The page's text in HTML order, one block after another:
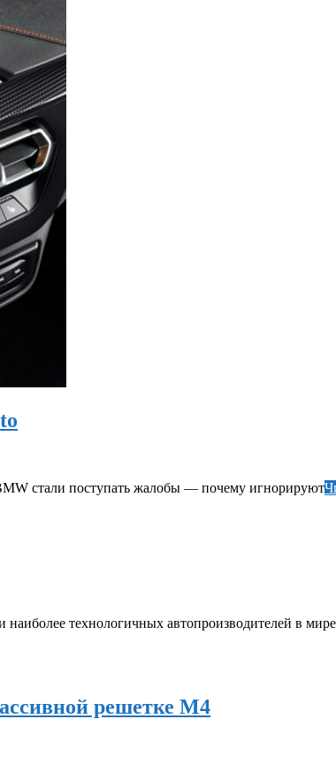
стали поступать жалобы — почему игнорируют
технологичных автопроизводителей в
решетке М4